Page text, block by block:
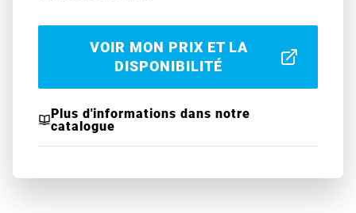
VOIR MON PRIX ET LA
DISPONIBILITÉ
Plus d'informations dans notre
catalogue